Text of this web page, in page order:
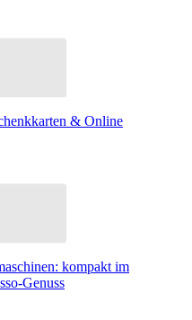
& Online
kompakt im
Genuss